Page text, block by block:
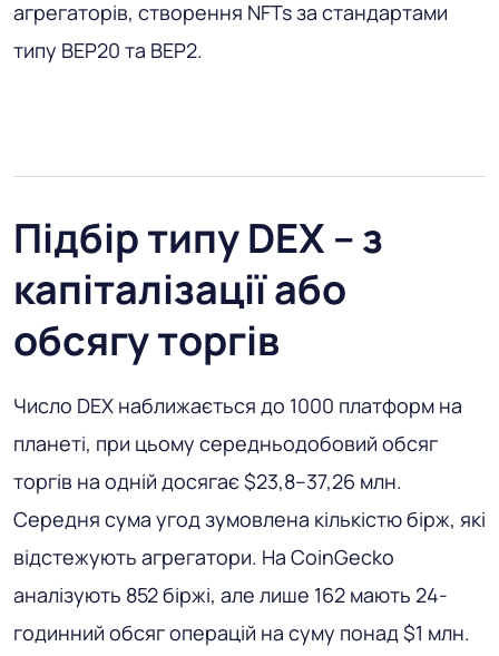
агрегаторів, створення NFTs за стандартами
типу BEP20 та BEP2.
Підбір типу DEX – з
капіталізації або
обсягу торгів
Число DEX наближається до 1000 платформ на
планеті, при цьому середньодобовий обсяг
торгів на одній досягає $23,8–37,26 млн.
Середня сума угод зумовлена ​​кількістю бірж, які
відстежують агрегатори. На CoinGecko
аналізують 852 біржі, але лише 162 мають 24-
годинний обсяг операцій на суму понад $1 млн.